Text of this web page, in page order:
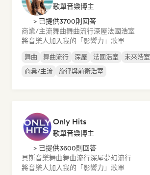
歌單音樂博主
> 已提供3700則回答
商業/主流舞曲舞曲流行深屋法國浩室
將音樂人加入我的「影響力」歌單
舞曲 舞曲流行 深屋 法國浩室 未來浩室
商業/主流
旋律與前衛浩室
Only Hits
歌單音樂博主
> 已提供3600則回答
貝斯音樂舞曲舞曲流行深屋夢幻流行
將音樂人加入我的「影響力」歌單